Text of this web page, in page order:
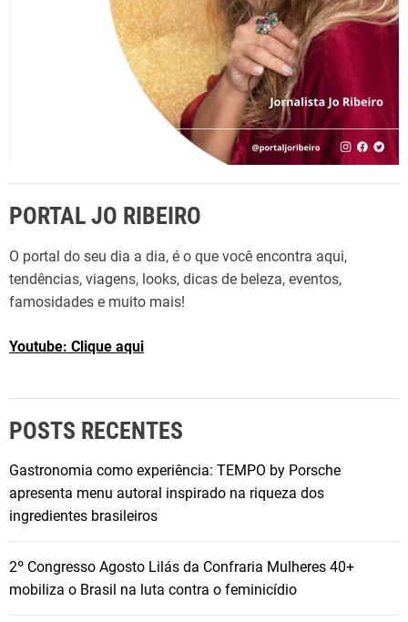
PORTAL JO RIBEIRO
O portal do seu dia a dia, é o que você encontra aqui,
tendências, viagens, looks, dicas de beleza, eventos,
famosidades e muito mais!
Youtube: Clique aqui
POSTS RECENTES
Gastronomia como experiência: TEMPO by Porsche
apresenta menu autoral inspirado na riqueza dos
ingredientes brasileiros
2º Congresso Agosto Lilás da Confraria Mulheres 40+
mobiliza o Brasil na luta contra o feminicídio